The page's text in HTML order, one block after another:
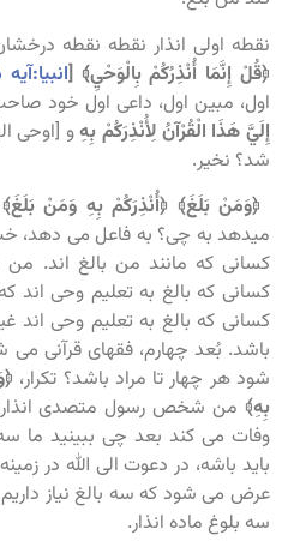
نقطه اولی انذار نقطه نقطه
﴿قُلْ إِنَّمَا أُنْذِرُكُمْ بِالْوَحْيِ﴾ [انبیا:آیه ۴۵
اول، مبین اول، داعی اول خود
إِلَيَّ هَذَا الْقُرْآنُ لِأُنْذِرَكُمْ بِهِو [اوحی
شد؟ نخیر.
﴿وَمَنْ بَلَغَ﴾ ﴿أُنْذِرَكُمْ بِهِ وَمَنْ بَلَغَ﴾
میدهد به چی؟ به فاعل می دهد،
کسانی که مانند من بالغ اند. من
کسانی که بالغ به تعلیم وحی
کسانی که بالغ به تعلیم وحی اند
باشد. بُعد چهارم، فقهای قرآنی می
شود هر چهار تا مراد باشد؟ تکرار،
بِهِ﴾ من شخص رسول متصدی
وفات می کند بعد چی ببینید ما
باید باشه، در دعوت الی الله در
عرض می شود که سه بالغ نیاز داریم
سه بلوغ ماده انذار.